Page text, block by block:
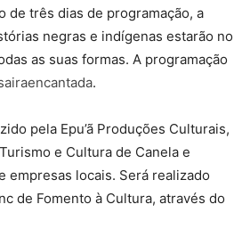
de três dias de programação, a
negras e indígenas estarão no
as suas formas. A programação
.
pela Epu’ã Produções Culturais,
e Cultura de Canela e
empresas locais. Será realizado
de Fomento à Cultura, através do